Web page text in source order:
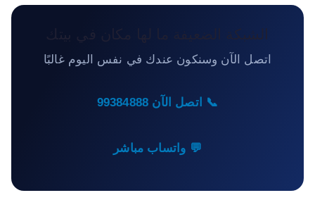
الشبكة الضعيفة ما لها مكان في بيتك
اتصل الآن وسنكون عندك في نفس اليوم غالبًا
📞 اتصل الآن 99384888
💬 واتساب مباشر